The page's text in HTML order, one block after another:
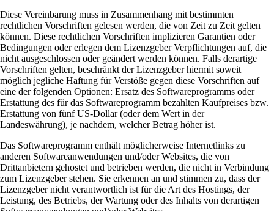
Diese Vereinbarung muss in Zusammenhang mit bestimmten
rechtlichen Vorschriften gelesen werden, die von Zeit zu Zeit gelten
können. Diese rechtlichen Vorschriften implizieren Garantien oder
Bedingungen oder erlegen dem Lizenzgeber Verpflichtungen auf, die
nicht ausgeschlossen oder geändert werden können. Falls derartige
Vorschriften gelten, beschränkt der Lizenzgeber hiermit soweit
möglich jegliche Haftung für Verstöße gegen diese Vorschriften auf
eine der folgenden Optionen: Ersatz des Softwareprogramms oder
Erstattung des für das Softwareprogramm bezahlten Kaufpreises bzw.
Erstattung von fünf US-Dollar (oder dem Wert in der
Landeswährung), je nachdem, welcher Betrag höher ist.
Das Softwareprogramm enthält möglicherweise Internetlinks zu
anderen Softwareanwendungen und/oder Websites, die von
Drittanbietern gehostet und betrieben werden, die nicht in Verbindung
zum Lizenzgeber stehen. Sie erkennen an und stimmen zu, dass der
Lizenzgeber nicht verantwortlich ist für die Art des Hostings, der
Leistung, des Betriebs, der Wartung oder des Inhalts von derartigen